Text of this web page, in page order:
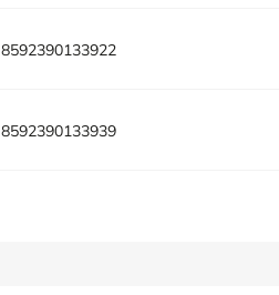
8592390133922
8592390133939